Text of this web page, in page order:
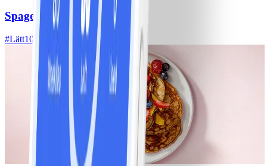
Spagetti med köttfärssås
#Lätt10 MIN